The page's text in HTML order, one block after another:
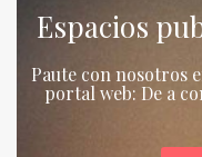
Espacios
Paute con nosotros
portal web: De a